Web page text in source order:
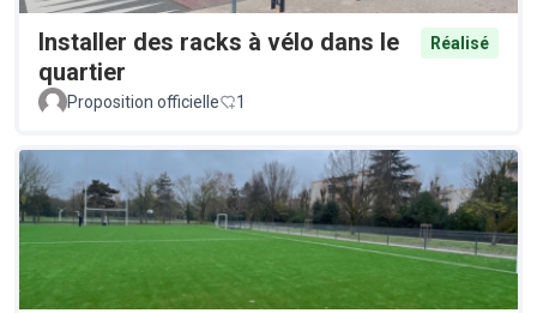
Installer des racks à vélo dans le
quartier
Réalisé
Proposition officielle 1